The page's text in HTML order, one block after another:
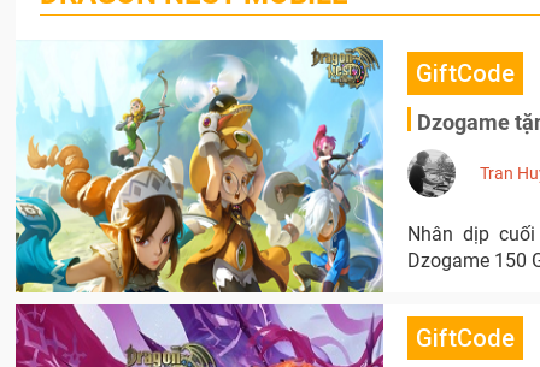
GiftCode
Dzogame
Tran
Nhân dịp
Dzogame 150
GiftCode